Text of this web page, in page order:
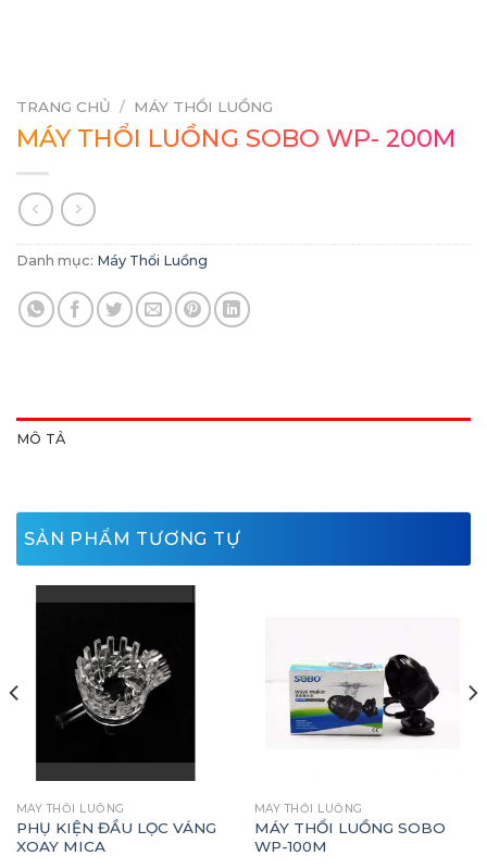
TRANG CHỦ / MÁY THỔI LUỒNG
MÁY THỔI LUỒNG SOBO WP- 200M
Danh mục: Máy Thổi Luồng
MÔ TẢ
SẢN PHẨM TƯƠNG TỰ
MÁY THỔI LUỒNG
PHỤ KIỆN ĐẦU LỌC VÁNG
XOAY MICA
MÁY THỔI LUỒNG
MÁY THỔI LUỒNG SOBO
WP-100M